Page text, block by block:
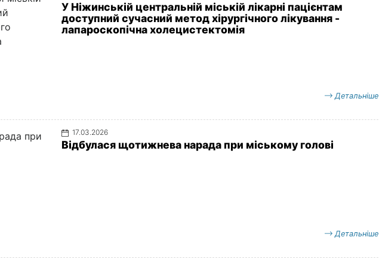
У Ніжинській центральній міській лікарні пацієнтам
доступний сучасний метод хірургічного лікування -
лапароскопічна холецистектомія
Детальніше
17.03.2026
Відбулася щотижнева нарада при міському голові
Детальніше